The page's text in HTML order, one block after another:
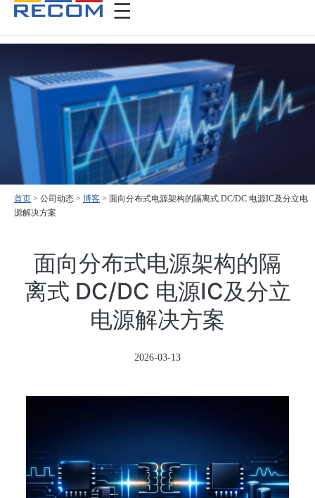
首页 > > 博客 > 面向分布式电源架构的隔离式 DC/DC 电源IC及分立电
源解决方案
面向分布式电源架构的隔
离式 DC/DC 电源IC及分立
电源解决方案
2026-03-13